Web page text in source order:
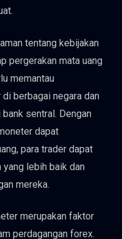
tentang kebijakan
pergerakan mata uang
memantau
berbagai negara dan
sentral. Dengan
dapat
para trader dapat
yang lebih baik dan
mereka.
merupakan faktor
perdagangan forex.